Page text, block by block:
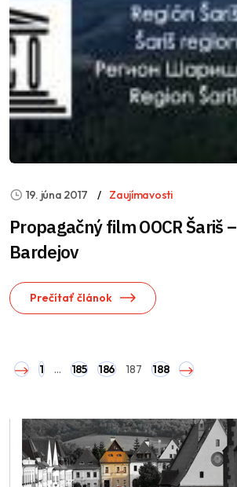
19. júna 2017 Zaujímavosti
Propagačný film OOCR Šariš
Bardejov
Prečítať článok
1 … 185 186 187 188